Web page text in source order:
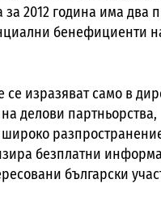
2012 година има два
бенефициенти
изразяват само в
делови партньорства,
безплатни
български